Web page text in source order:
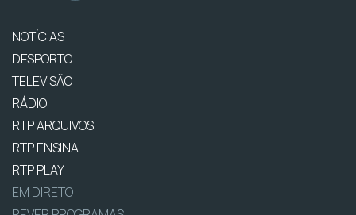
NOTÍCIAS
DESPORTO
TELEVISÃO
RÁDIO
RTP ARQUIVOS
RTP ENSINA
RTP PLAY
EM DIRETO